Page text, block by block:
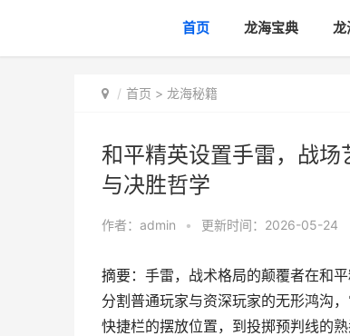
首页 龙海宝典 龙
首页 > 龙海秘籍
和平精英设置手雷，战
与决胜哲学
作者： admin • 更新时间：2026-05-24
摘要：手雷，战术格局的颠覆者在和
分割普通玩家与资深玩家的无形鸿沟
快捷栏的摆放位置，到投掷预判线的